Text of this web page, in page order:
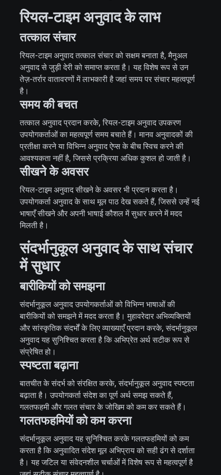
रियल-टाइम अनुवाद के लाभ
तत्काल संचार
रियल-टाइम अनुवाद तत्काल संचार को सक्षम बनाता है, मैनुअल
अनुवाद से जुड़ी देरी को समाप्त करता है। यह विशेष रूप से उन
तेज़-तर्रार वातावरणों में लाभकारी है जहां समय पर संचार महत्वपूर्ण
है।
समय की बचत
तत्काल अनुवाद प्रदान करके, रियल-टाइम अनुवाद उपकरण
उपयोगकर्ताओं का महत्वपूर्ण समय बचाते हैं। मानव अनुवादकों की
प्रतीक्षा करने या विभिन्न अनुवाद ऐप्स के बीच स्विच करने की
आवश्यकता नहीं है, जिससे प्रक्रिया अधिक कुशल हो जाती है।
सीखने के अवसर
रियल-टाइम अनुवाद सीखने के अवसर भी प्रदान करता है।
उपयोगकर्ता अनुवाद के साथ मूल पाठ देख सकते हैं, जिससे उन्हें नई
भाषाएँ सीखने और अपनी भाषाई कौशल में सुधार करने में मदद
मिलती है।
संदर्भानुकूल अनुवाद के साथ संचार
में सुधार
बारीकियों को समझना
संदर्भानुकूल अनुवाद उपयोगकर्ताओं को विभिन्न भाषाओं की
बारीकियों को समझने में मदद करता है। मुहावरेदार अभिव्यक्तियों
और सांस्कृतिक संदर्भों के लिए व्याख्याएँ प्रदान करके, संदर्भानुकूल
अनुवाद यह सुनिश्चित करता है कि अभिप्रेत अर्थ सटीक रूप से
संप्रेषित हो।
स्पष्टता बढ़ाना
बातचीत के संदर्भ को संरक्षित करके, संदर्भानुकूल अनुवाद स्पष्टता
बढ़ाता है। उपयोगकर्ता संदेश का पूर्ण अर्थ समझ सकते हैं,
गलतफहमी और गलत संचार के जोखिम को कम कर सकते हैं।
गलतफहमियों को कम करना
संदर्भानुकूल अनुवाद यह सुनिश्चित करके गलतफहमियों को कम
करता है कि अनुवादित संदेश मूल अभिप्राय को सही ढंग से दर्शाता
है। यह जटिल या संवेदनशील चर्चाओं में विशेष रूप से महत्वपूर्ण है